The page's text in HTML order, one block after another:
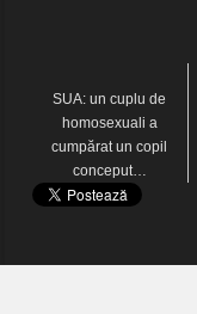
SUA: un cuplu de
homosexuali a
cumpărat un copil
conceput…